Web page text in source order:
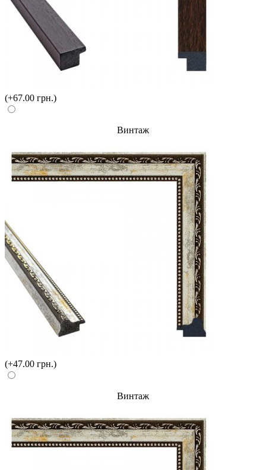
(+67.00 грн.)
Винтаж
(+47.00 грн.)
Винтаж